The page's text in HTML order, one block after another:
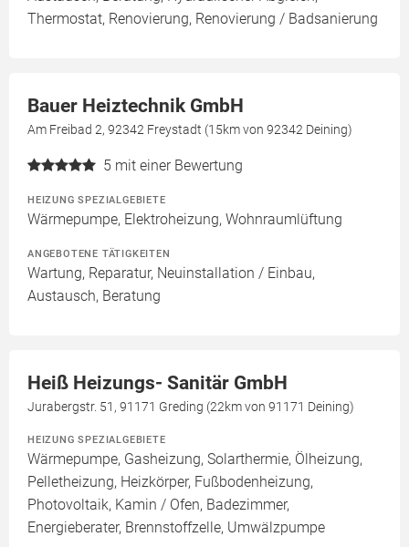
Thermostat, Renovierung, Renovierung / Badsanierung
Bauer Heiztechnik GmbH
Am Freibad 2, 92342 Freystadt (15km von 92342 Deining)
5 mit einer Bewertung
HEIZUNG SPEZIALGEBIETE
Wärmepumpe, Elektroheizung, Wohnraumlüftung
ANGEBOTENE TÄTIGKEITEN
Wartung, Reparatur, Neuinstallation / Einbau,
Austausch, Beratung
Heiß Heizungs- Sanitär GmbH
Jurabergstr. 51, 91171 Greding (22km von 91171 Deining)
HEIZUNG SPEZIALGEBIETE
Wärmepumpe, Gasheizung, Solarthermie, Ölheizung,
Pelletheizung, Heizkörper, Fußbodenheizung,
Photovoltaik, Kamin / Ofen, Badezimmer,
Energieberater, Brennstoffzelle, Umwälzpumpe